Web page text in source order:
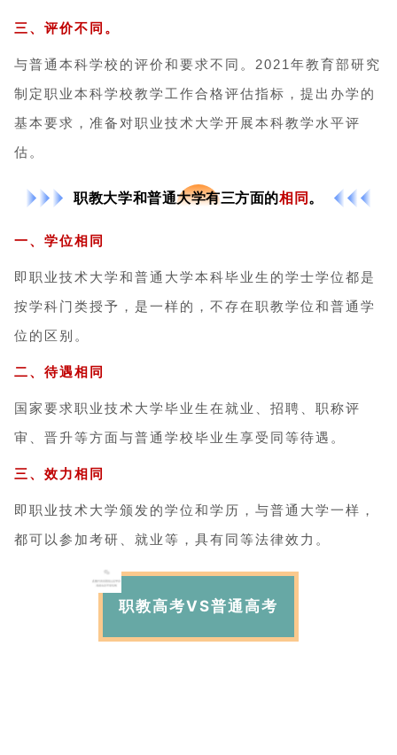
三、评价不同。
与普通本科学校的评价和要求不同。2021年教育部研究
制定职业本科学校教学工作合格评估指标，提出办学的
基本要求，准备对职业技术大学开展本科教学水平评
估。
职教大学和普通大学有三方面的相同。
一、学位相同
即职业技术大学和普通大学本科毕业生的学士学位都是
按学科门类授予，是一样的，不存在职教学位和普通学
位的区别。
二、待遇相同
国家要求职业技术大学毕业生在就业、招聘、职称评
审、晋升等方面与普通学校毕业生享受同等待遇。
三、效力相同
即职业技术大学颁发的学位和学历，与普通大学一样，
都可以参加考研、就业等，具有同等法律效力。
职教高考VS普通高考